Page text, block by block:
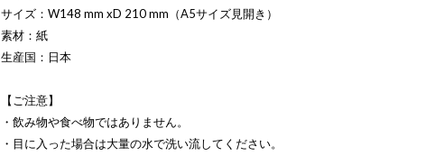
サイズ：W148 mm xD 210 mm（A5サイズ見開き）
素材：紙
生産国：日本
【ご注意】
・飲み物や食べ物ではありません。
・目に入った場合は大量の水で洗い流してください。